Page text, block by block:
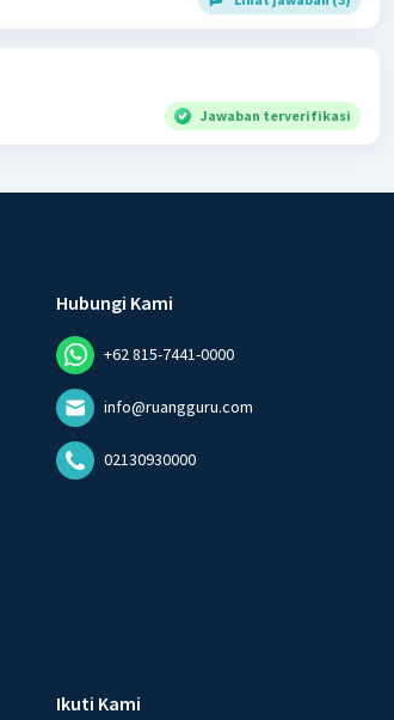
,pasal 28, pasal 29, pasal 30 ,pasal 31 dan
Jawaban terverifikasi
Hubungi Kami
+62 815-7441-0000
info@ruangguru.com
02130930000
Ikuti Kami